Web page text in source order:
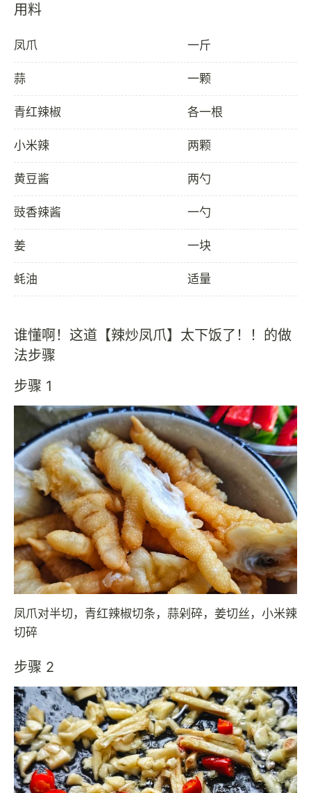
用料
凤爪 一斤
蒜 一颗
青红辣椒 各一根
小米辣 两颗
黄豆酱 两勺
豉香辣酱 一勺
姜 一块
蚝油 适量
谁懂啊！这道【辣炒凤爪】太下饭了！！的做
法步骤
步骤 1
凤爪对半切，青红辣椒切条，蒜剁碎，姜切丝，小米辣
切碎
步骤 2